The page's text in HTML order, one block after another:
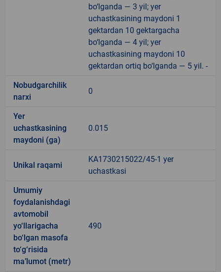
bo‘lganda — 3 yil; yer
uchastkasining maydoni 1
gektardan 10 gektargacha
bo‘lganda — 4 yil; yer
uchastkasining maydoni 10
gektardan ortiq bo‘lganda — 5 yil. -
Nobudgarchilik
narxi
0
Yer
uchastkasining
maydoni (ga)
0.015
Unikal raqami
KA1730215022/45-1 yer
uchastkasi
Umumiy
foydalanishdagi
avtomobil
yo‘llarigacha
bo‘lgan masofa
to‘g‘risida
ma’lumot (metr)
490